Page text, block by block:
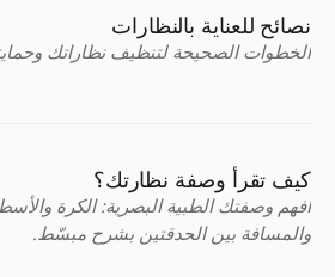
نصائح للعناية بالنظارات
الخطوات الصحيحة لتنظيف نظاراتك
كيف تقرأ وصفة نظارتك؟
افهم وصفتك الطبية البصرية: الكرة
والمسافة بين الحدقتين بشرح مبسّط.